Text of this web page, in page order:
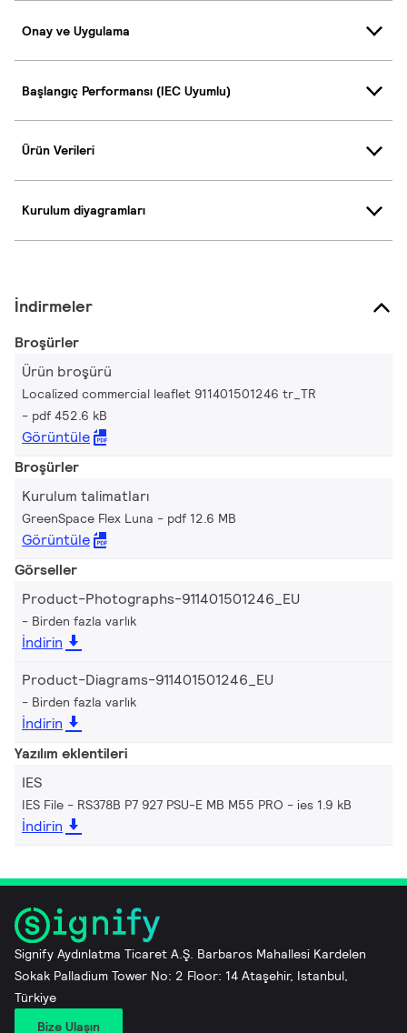
Onay ve Uygulama
Başlangıç Performansı (IEC Uyumlu)
Ürün Verileri
Kurulum diyagramları
İndirmeler
Broşürler
Ürün broşürü
Localized commercial leaflet 911401501246 tr_TR
pdf 452.6 kB
Görüntüle
Broşürler
Kurulum talimatları
GreenSpace Flex Luna pdf 12.6 MB
Görüntüle
Görseller
Product-Photographs-911401501246_EU
Birden fazla varlık
İndirin
Product-Diagrams-911401501246_EU
Birden fazla varlık
İndirin
Yazılım eklentileri
IES
IES File - RS378B P7 927 PSU-E MB M55 PRO ies 1.9 kB
İndirin
Signify Aydınlatma Ticaret A.Ş. Barbaros Mahallesi Kardelen
Sokak Palladium Tower No: 2 Floor: 14 Ataşehir, Istanbul,
Türkiye
Bize Ulaşın